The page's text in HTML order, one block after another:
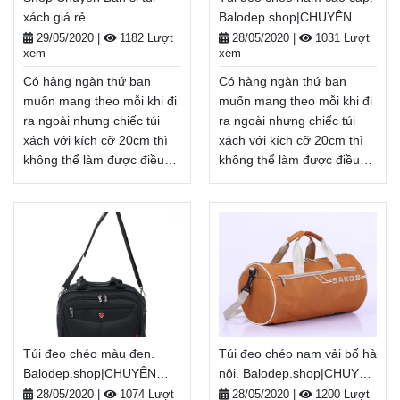
hàng toàn quốc, Miễn phí
đổi trả hàng, thanh toán
tiền khi nhận hàng
Xem thêm
Giao hàng toàn quốc, Miễn
phí đổi trả hàng, thanh toán
tiền khi nhận hàng
Xem thêm
xách giá rẻ.
Balodep.shop|CHUYÊN
BALO-TÚI XÁCH–VALI ĐẸP
29/05/2020
1182 Lượt
xem
Có hàng ngàn thứ bạn
muốn mang theo mỗi khi đi
ra ngoài nhưng chiếc túi
xách với kích cỡ 20cm thì
không thể làm được điều
cỡ lớn, Shop Chuyên Bán sỉ
túi xách giá rẻ sẽ là lựa
chọn hàng đầu khi cần
mang nhiều thứ ra ngoài
khi đi học, đi du lịch, đi dã
ngoại, . . .
Balodep.shop|Chuyên Shop
Chuyên Bán sỉ túi xách giá
rẻ, Balo-Túi xách. Giao
hàng toàn quốc, Miễn phí
đổi trả hàng, thanh toán
Balodep.shop|CHUYÊN
BALO-TÚI XÁCH–VALI ĐẸP
28/05/2020
1031 Lượt
xem
Có hàng ngàn thứ bạn
muốn mang theo mỗi khi đi
ra ngoài nhưng chiếc túi
xách với kích cỡ 20cm thì
không thể làm được điều
cỡ lớn, túi đeo nam cao
đầu khi cần mang nhiều thứ
ra ngoài khi đi học, đi du
lịch, đi dã ngoại, . . .
Balodep.shop|Chuyên túi
đeo nam cao cấp, Balo-Túi
xách. Giao hàng toàn quốc,
Miễn phí đổi trả hàng,
thanh toán tiền khi nhận
hàngXem thêm
Túi đeo chéo màu đen.
Balodep.shop|CHUYÊN
BALO-TÚI XÁCH–VALI ĐẸP
28/05/2020 1074 Lượt
Túi đeo chéo nam vải bố hà
nội. Balodep.shop|CHUYÊN
BALO-TÚI XÁCH–VALI ĐẸP
28/05/2020 1200 Lượt